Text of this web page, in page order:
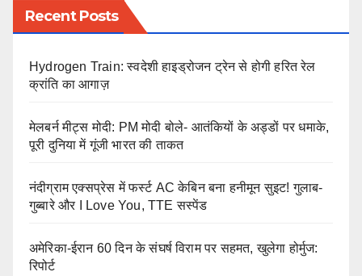
Recent Posts
Hydrogen Train: स्वदेशी हाइड्रोजन ट्रेन से होगी हरित रेल
क्रांति का आगाज़
मेलबर्न मीट्स मोदी: PM मोदी बोले- आतंकियों के अड्डों पर धमाके,
पूरी दुनिया में गूंजी भारत की ताकत
नंदीग्राम एक्सप्रेस में फर्स्ट AC केबिन बना हनीमून सुइट! गुलाब-
गुब्बारे और I Love You, TTE सस्पेंड
अमेरिका-ईरान 60 दिन के संघर्ष विराम पर सहमत, खुलेगा होर्मुज:
रिपोर्ट